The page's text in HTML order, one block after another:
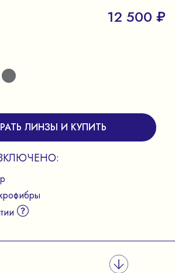
12 500 ₽
ЛИНЗЫ И КУПИТЬ